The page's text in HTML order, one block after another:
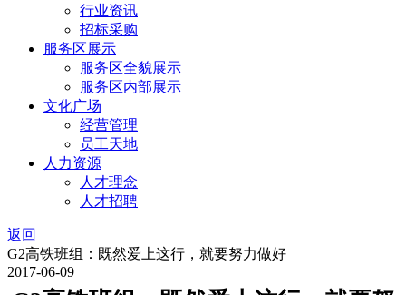
行业资讯
招标采购
服务区展示
服务区全貌展示
服务区内部展示
文化广场
经营管理
员工天地
人力资源
人才理念
人才招聘
返回
G2高铁班组：既然爱上这行，就要努力做好
2017-06-09